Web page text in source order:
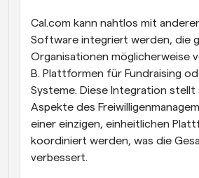
Cal.com kann nahtlos mit
Software integriert werden, die
Organisationen möglicherweise
B. Plattformen für Fundraising
Systeme. Diese Integration stellt
Aspekte des
einer einzigen, einheitlichen
koordiniert werden, was die
verbessert.